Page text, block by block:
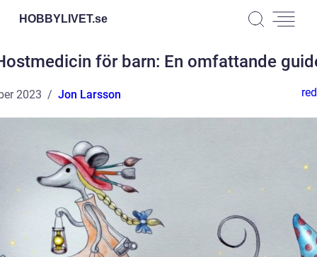
HOBBYLIVET.se
för barn: En omfattande
2023 Jon Larsson